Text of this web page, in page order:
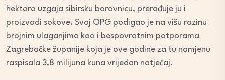
hektara uzgaja sibirsku borovnicu, prerađuje ju i
proizvodi sokove. Svoj OPG podigao je na višu razinu
brojnim ulaganjima kao i bespovratnim potporama
Zagrebačke županije koja je ove godine za tu namjenu
raspisala 3,8 milijuna kuna vrijedan natječaj.